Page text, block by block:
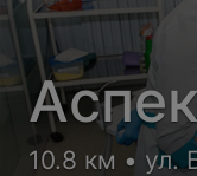
10.8 км • ул.